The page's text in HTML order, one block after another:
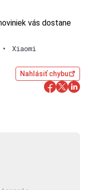
vás dostane
• Xiaomi
Nahlásiť chybu